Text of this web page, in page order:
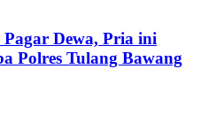
Dewa, Pria ini
Polres Tulang Bawang